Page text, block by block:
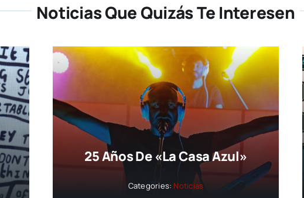
Noticias Que Quizás Te Interesen
25 Años De «La Casa Azul»
Categories: Noticias